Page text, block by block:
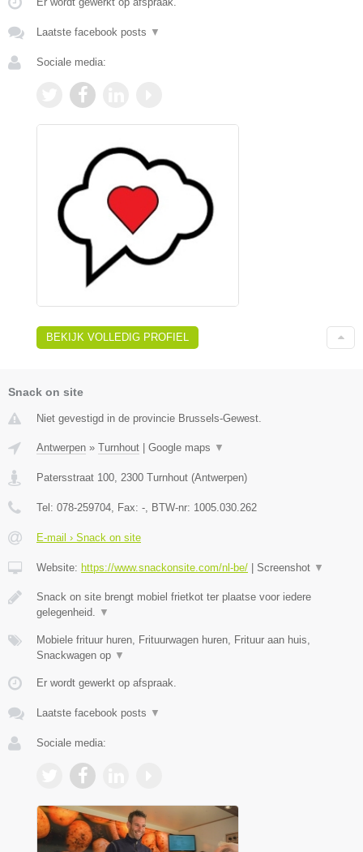
Laatste facebook posts ▼
Sociale media:
BEKIJK VOLLEDIG PROFIEL
Snack on site
Niet gevestigd in de provincie Brussels-Gewest.
Antwerpen » Turnhout Google maps ▼
Patersstraat 100, 2300 Turnhout (Antwerpen)
Tel: 078-259704, Fax: -, BTW-nr: 1005.030.262
E-mail › Snack on site
Website: https://www.snackonsite.com/nl-be/ Screenshot ▼
Snack on site brengt mobiel frietkot ter plaatse voor iedere
gelegenheid. ▼
Mobiele frituur huren, Frituurwagen huren, Frituur aan huis,
Snackwagen op ▼
Er wordt gewerkt op afspraak.
Laatste facebook posts ▼
Sociale media: